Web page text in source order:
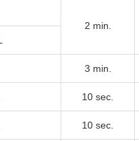
2 min.
3 min.
10 sec.
10 sec.